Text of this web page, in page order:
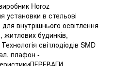
Horoz
установки в стельові
внутрішнього освітлення
житлових будинків,
світлодіодів SMD
плафон -